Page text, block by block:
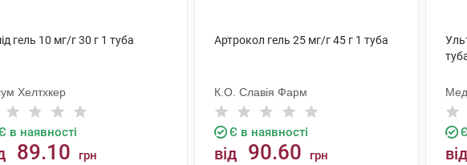
гель 10 мг/г 30 г 1 туба
Хелтхкер
в наявності
89.10 грн
Артрокол гель 25 мг/г 45 г 1 туба
К.О. Славія Фарм
Є в наявності
від 90.60 грн від